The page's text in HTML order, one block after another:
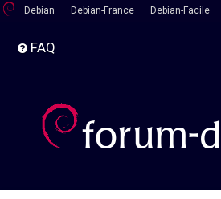
Debian Debian-France Debian-Facile
FAQ